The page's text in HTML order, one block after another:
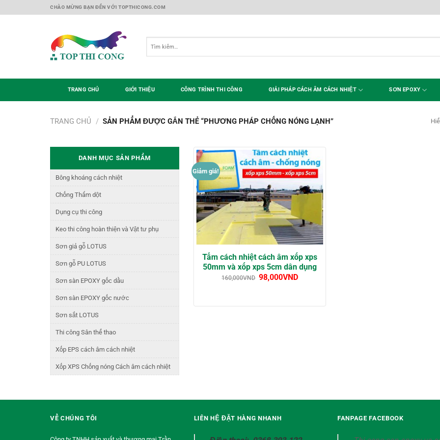
to
CHÀO MỪNG BẠN ĐẾN VỚI TOPTHICONG.COM
kiếm:
TRANG CHỦ GIỚI THIỆU CÔNG TRÌNH THI CÔNG GIẢI PHÁP CÁCH ÂM CÁCH NHIỆT SƠN EPOXY
TRANG CHỦ / SẢN PHẨM ĐƯỢC GẮN THẺ “PHƯƠNG PHÁP CHỐNG NÓNG LẠNH”
DANH MỤC SẢN PHẨM
Bông khoáng cách nhiệt
Chống Thấm dột
Dụng cụ thi công
Keo thi công hoàn thiện và Vật tư phụ
Sơn giả gỗ LOTUS
Sơn gỗ PU LOTUS
Sơn sàn EPOXY gốc dầu
Sơn sàn EPOXY gốc nước
Sơn sắt LOTUS
Thi công Sân thể thao
Xốp EPS cách âm cách nhiệt
Xốp XPS Chống nóng Cách âm cách nhiệt
Giảm giá!
Tấm cách nhiệt cách âm xốp xps
50mm và xốp xps 5cm dân dụng
160,000VND 98,000VND
VỀ CHÚNG TÔI LIÊN HỆ ĐẶT HÀNG NHANH FANPAGE FACEBOOK